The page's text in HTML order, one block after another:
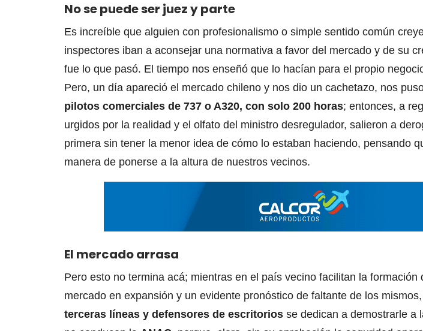
No se puede ser juez y parte
Es increíble que alguien con profesionalismo o simple sentido común
inspectores iban a aconsejar una normativa a favor del mercado y de su
fue lo que pasó. El tiempo nos enseñó que lo hacían para el propio
Pero, un día apareció el mercado chileno y nos dio un cachetazo, nos
pilotos comerciales de 737 o A320, con solo 200 horas; entonces, a
urgidos por la realidad y el olfato del ministro desregulador, salieron a
primera sin tener la menor idea de cómo lo estaban haciendo, pensando
manera de ponerse a la altura de nuestros vecinos.
El mercado arrasa
Pero esto no termina acá; mientras en el país vecino facilitan la formación
mercado en expansión y un evidente pronóstico de faltante de los
terceras líneas y defensores de escritorios se dedican a demostrarle a